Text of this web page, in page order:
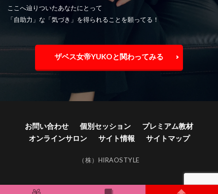
ここへ辿りついたあなたにとって
「自助力」な「気づき」を得られることを願ってる！
ザベス女帝YUKOと関わってみる
お問い合わせ 個別セッション
プレミアム教材
オンラインサロン
サイト情報 サイトマップ
（株）HIRAOSTYLE